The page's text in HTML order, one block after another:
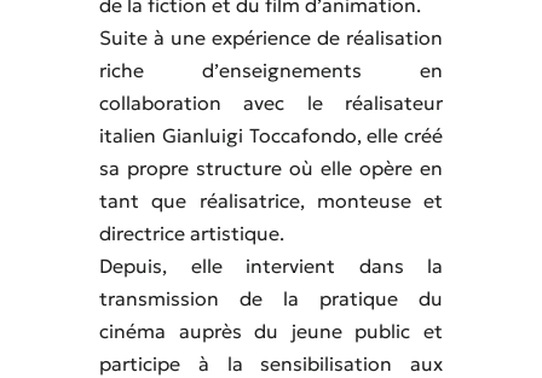
de la fiction et du film d’animation.
Suite à une expérience de réalisation
riche d’enseignements en
collaboration avec le réalisateur
italien Gianluigi Toccafondo, elle créé
sa propre structure où elle opère en
tant que réalisatrice, monteuse et
directrice artistique.
Depuis, elle intervient dans la
transmission de la pratique du
cinéma auprès du jeune public et
participe à la sensibilisation aux